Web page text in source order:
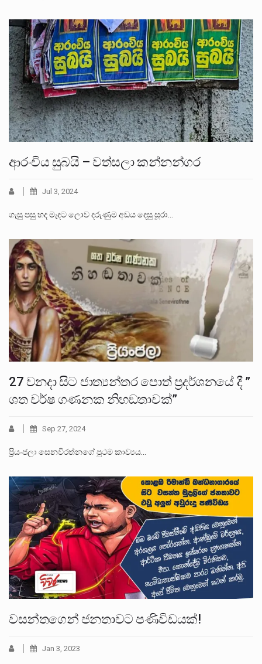
ආරංචිය සුබයි – වත්සලා කන්නන්ගර
Jul 3, 2024
ගැසු පසු හද මැදට ලොව දරුණුම අඩය දෙසු සූරා…
27 වනදා සිට ජාත්‍යන්තර පොත් ප්‍රදර්ශනයේ දී ”
ශත වර්ෂ ගණනක නිහඞතාවක්”
Sep 27, 2024
ප්‍රියංජලා සෙනවිරත්නගේ පුථම කාව්‍යය…
වසන්තගෙන් ජනතාවට පණිවිඩයක්!
Jan 3, 2023